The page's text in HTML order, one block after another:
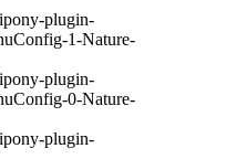
plugin-
1-Nature-
plugin-
0-Nature-
plugin-